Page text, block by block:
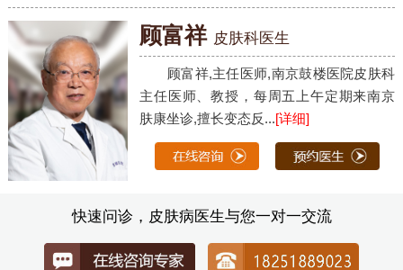
顾富祥 皮肤科医生
顾富祥,主任医师,南京鼓楼医院皮肤科
主任医师、教授，每周五上午定期来南京
肤康坐诊,擅长变态反...[详细]
快速问诊，皮肤病医生与您一对一交流